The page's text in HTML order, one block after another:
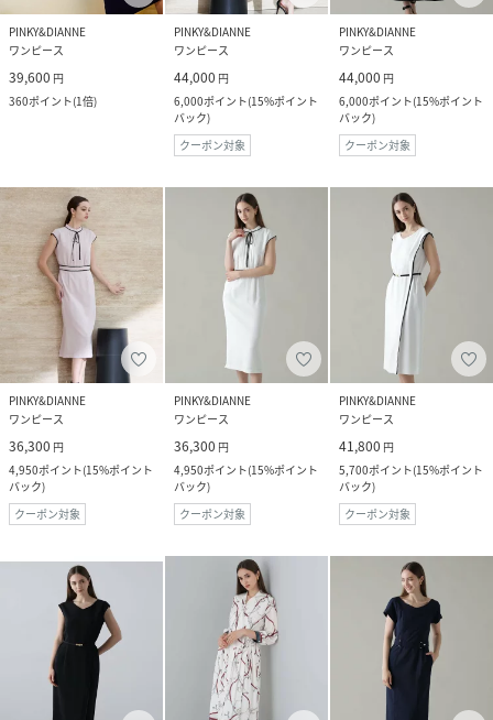
PINKY&DIANNE
ワンピース
39,600 円
360ポイント(1倍)
PINKY&DIANNE
ワンピース
44,000 円
6,000ポイント(15%ポイント
バック)
クーポン対象
PINKY&DIANNE
ワンピース
44,000 円
6,000ポイント(15%ポイント
バック)
クーポン対象
PINKY&DIANNE
ワンピース
36,300 円
4,950ポイント(15%ポイント
バック)
クーポン対象
PINKY&DIANNE
ワンピース
36,300 円
4,950ポイント(15%ポイント
バック)
クーポン対象
PINKY&DIANNE
ワンピース
41,800 円
5,700ポイント(15%ポイント
バック)
クーポン対象